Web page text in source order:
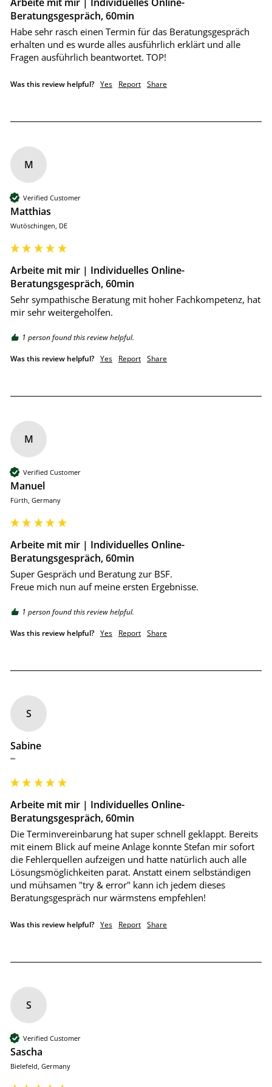
Beratungsgespräch, 60min
Habe sehr rasch einen Termin für das Beratungsgespräch
erhalten und es wurde alles ausführlich erklärt und alle
Was this review helpful? Yes Report Share
M
Verified Customer
Matthias
Wutöschingen, DE
Arbeite mit mir | Individuelles Online-
Beratungsgespräch, 60min
Sehr sympathische Beratung mit hoher Fachkompetenz, hat
mir sehr weitergeholfen.
1 person found this review helpful.
Was this review helpful? Yes Report Share
M
Verified Customer
Manuel
Fürth, Germany
Arbeite mit mir | Individuelles Online-
Beratungsgespräch, 60min
Super Gespräch und Beratung zur BSF.
Freue mich nun auf meine ersten Ergebnisse.
1 person found this review helpful.
Was this review helpful? Yes Report Share
S
Sabine
""
Arbeite mit mir | Individuelles Online-
Beratungsgespräch, 60min
Die Terminvereinbarung hat super schnell geklappt. Bereits
mit einem Blick auf meine Anlage konnte Stefan mir sofort
die Fehlerquellen aufzeigen und hatte natürlich auch alle
Lösungsmöglichkeiten parat. Anstatt einem selbständigen
und mühsamen "try & error" kann ich jedem dieses
Beratungsgespräch nur wärmstens empfehlen!
Was this review helpful? Yes Report Share
S
Verified Customer
Sascha
Bielefeld, Germany